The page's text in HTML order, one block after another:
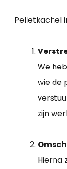
Pelletkachel
We
wie de
zijn
Hierna